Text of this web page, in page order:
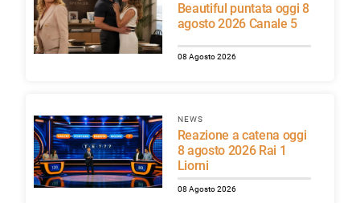
Beautiful puntata oggi 8
agosto 2026 Canale 5
08 Agosto 2026
NEWS
Reazione a catena oggi
8 agosto 2026 Rai 1
Liorni
08 Agosto 2026